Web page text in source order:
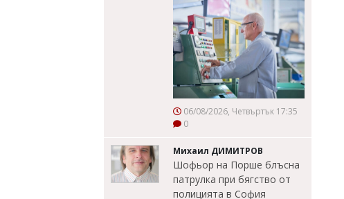
06/08/2026, Четвъртък 17:35
0
Михаил ДИМИТРОВ
Шофьор на Порше блъсна
патрулка при бягство от
полицията в София